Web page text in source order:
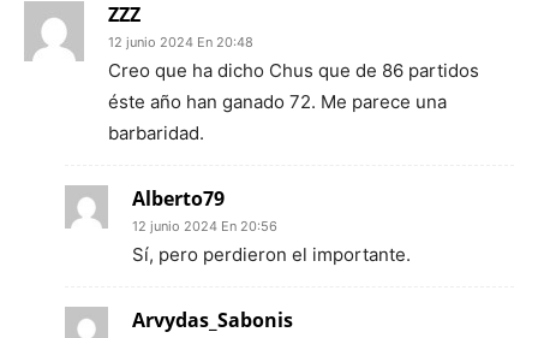
ZZZ
12 junio 2024 En 20:48
Creo que ha dicho Chus que de 86 partidos
éste año han ganado 72. Me parece una
barbaridad.
Alberto79
12 junio 2024 En 20:56
Sí, pero perdieron el importante.
Arvydas_Sabonis